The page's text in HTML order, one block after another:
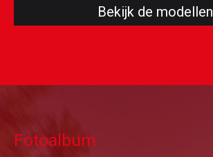
Bekijk de modellen
Fotoalbum